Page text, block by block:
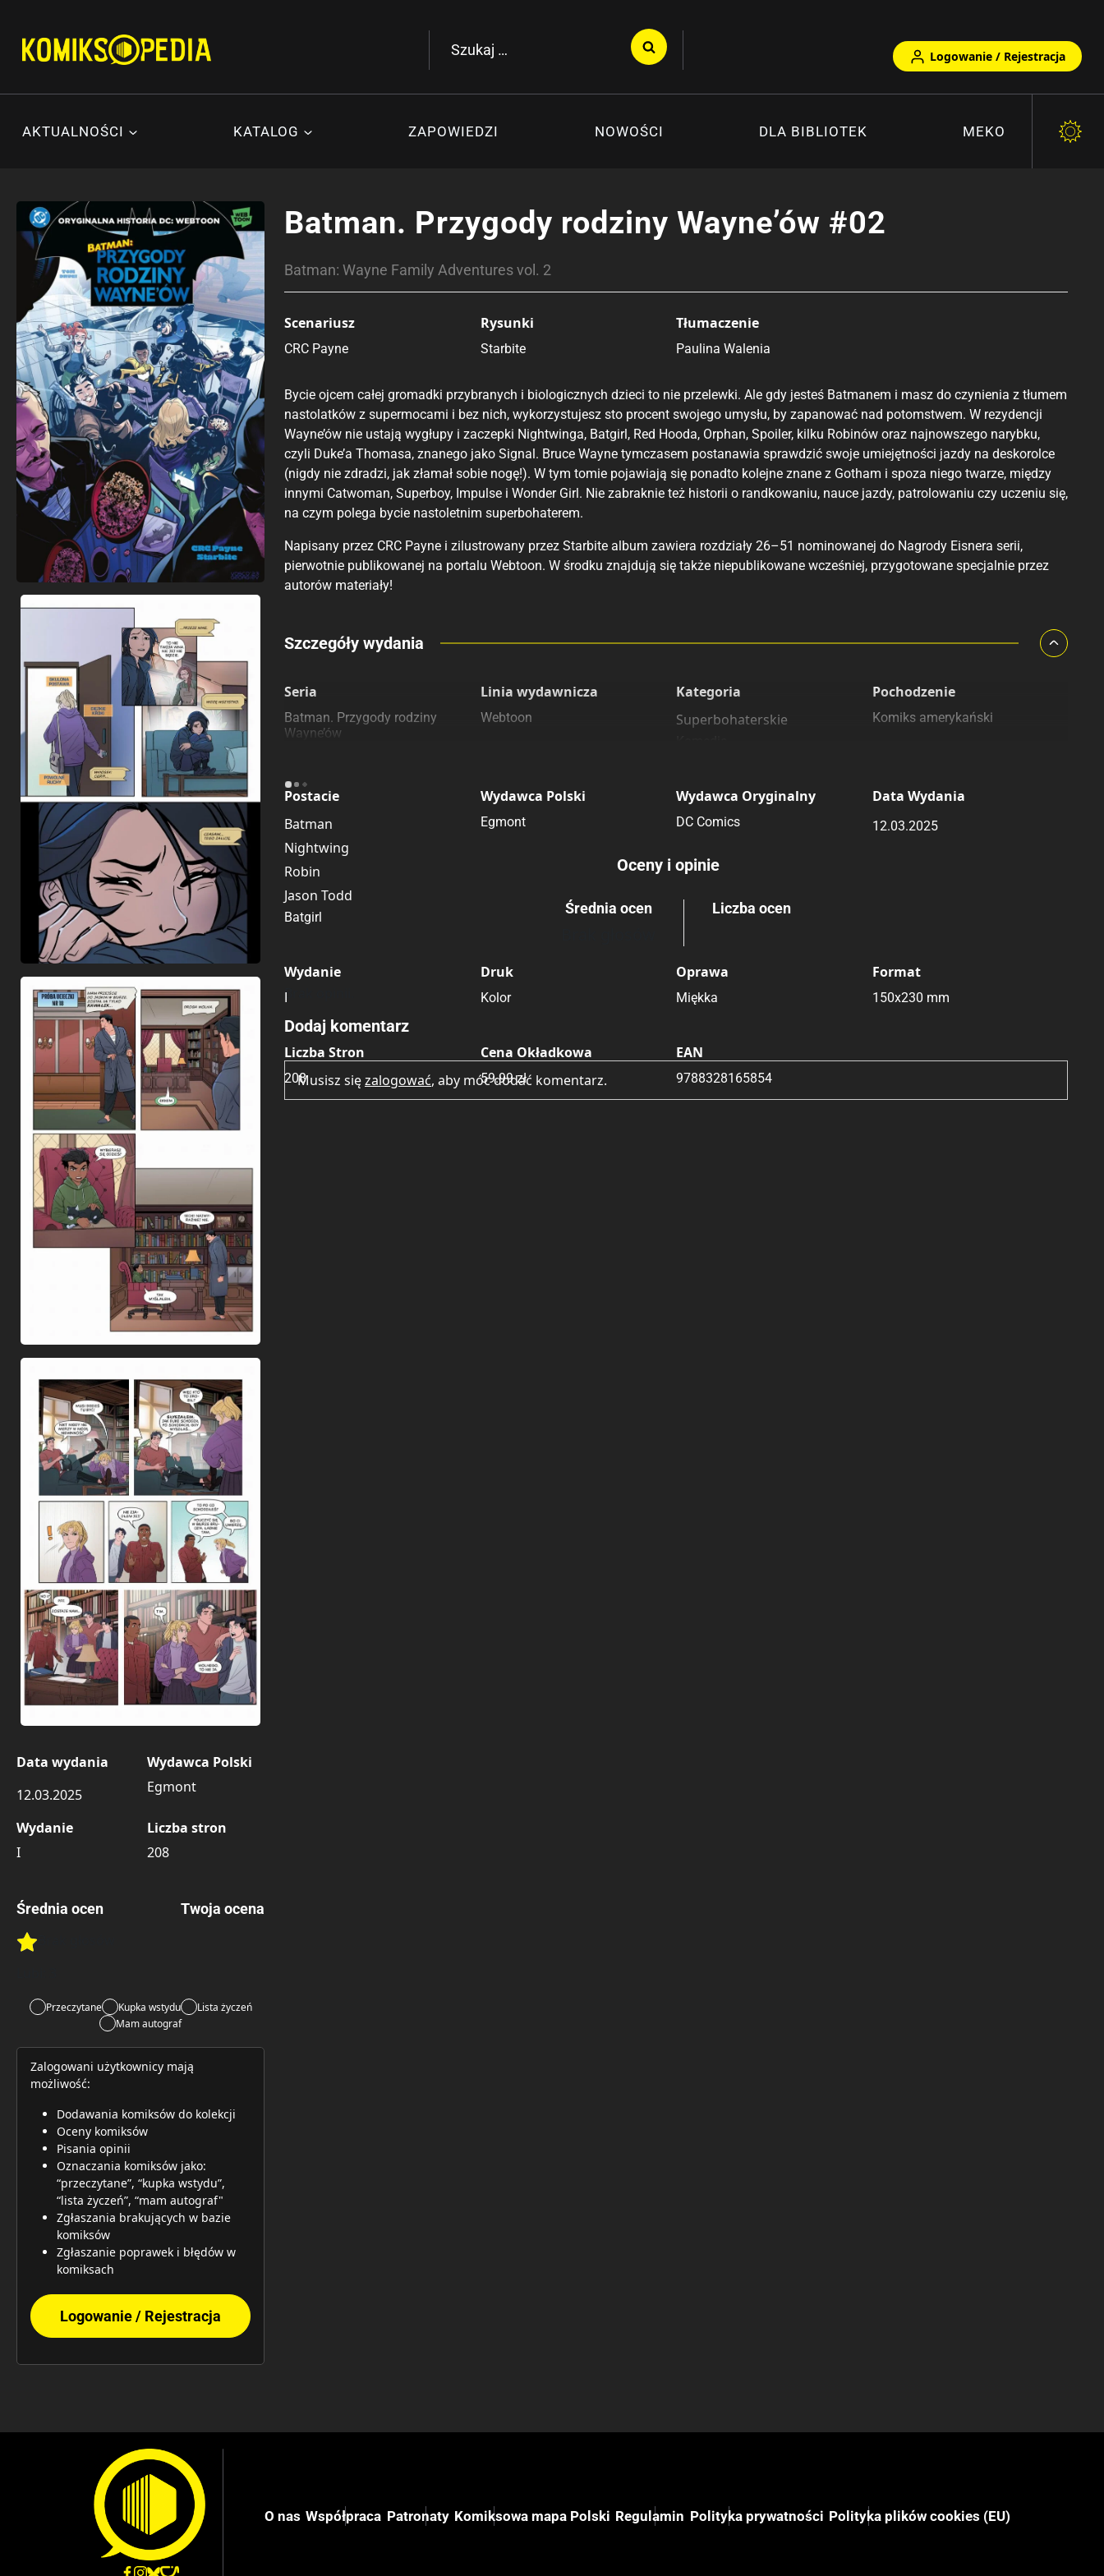
treści
Szukaj:
Logowanie / Rejestracja
AKTUALNOŚCI KATALOG ZAPOWIEDZI NOWOŚCI DLA BIBLIOTEK MEKO
Data wydania
12.03.2025
Wydawca Polski
Egmont
Wydanie
I
Liczba stron
208
Średnia ocen
Rate this item:
Twoja ocena
Przeczytane Kupka wstydu
Lista życzeń
Mam autograf
Zalogowani użytkownicy mają
możliwość:
Dodawania komiksów do kolekcji
Oceny komiksów
Pisania opinii
Oznaczania komiksów jako:
“przeczytane”, “kupka wstydu”,
“lista życzeń”, “mam autograf"
Zgłaszania brakujących w bazie
komiksów
Zgłaszanie poprawek i błędów w
komiksach
Logowanie / Rejestracja
Batman. Przygody rodziny Wayne’ów #02
Batman: Wayne Family Adventures vol. 2
Scenariusz
CRC Payne
Rysunki
Starbite
Tłumaczenie
Paulina Walenia
Bycie ojcem całej gromadki przybranych i biologicznych dzieci to nie przelewki. Ale gdy jesteś Batmanem i masz do czynienia z tłumem
nastolatków z supermocami i bez nich, wykorzystujesz sto procent swojego umysłu, by zapanować nad potomstwem. W rezydencji
Wayne’ów nie ustają wygłupy i zaczepki Nightwinga, Batgirl, Red Hooda, Orphan, Spoiler, kilku Robinów oraz najnowszego narybku,
czyli Duke’a Thomasa, znanego jako Signal. Bruce Wayne tymczasem postanawia sprawdzić swoje umiejętności jazdy na deskorolce
(nigdy nie zdradzi, jak złamał sobie nogę!). W tym tomie pojawiają się ponadto kolejne znane z Gotham i spoza niego twarze, między
innymi Catwoman, Superboy, Impulse i Wonder Girl. Nie zabraknie też historii o randkowaniu, nauce jazdy, patrolowaniu czy uczeniu się,
na czym polega bycie nastoletnim superbohaterem.
Napisany przez CRC Payne i zilustrowany przez Starbite album zawiera rozdziały 26–51 nominowanej do Nagrody Eisnera serii,
pierwotnie publikowanej na portalu Webtoon. W środku znajdują się także niepublikowane wcześniej, przygotowane specjalnie przez
autorów materiały!
Porównaj ceny
Szczegóły wydania
Seria
Batman. Przygody rodziny
Wayne’ów
Linia wydawnicza
Webtoon
Kategoria
Superbohaterskie
Pochodzenie
Komiks amerykański
Postacie
Batman
Nightwing
Robin
Jason Todd
Batgirl
Wydawca Polski
Egmont
Wydawca Oryginalny
DC Comics
Data Wydania
12.03.2025
Wydanie
I
Druk
Kolor
Oprawa
Miękka
Format
150x230 mm
Liczba Stron
208
Cena Okładkowa
59.99 zł
EAN
9788328165854
Oceny i opinie
Średnia ocen Liczba ocen
Brak opinii.
Dodaj komentarz
Musisz sięzalogować, aby móc dodać komentarz.
O nas Współpraca Patronaty Komiksowa mapa Polski Regulamin Polityka prywatności Polityka plików cookies (EU)